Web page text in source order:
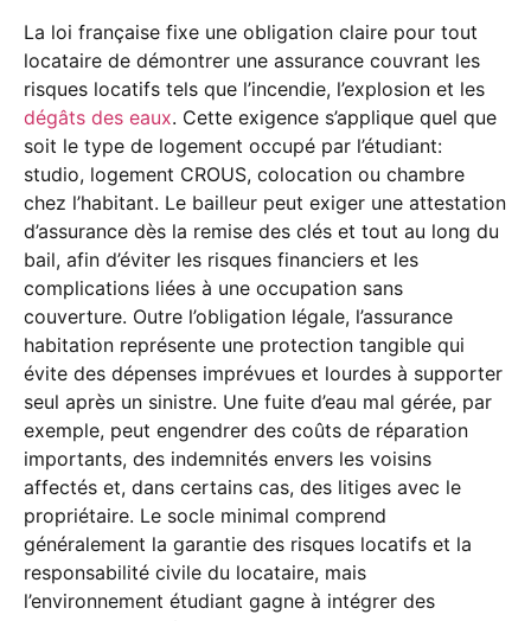
La loi française fixe une obligation claire pour tout
locataire de démontrer une assurance couvrant les
risques locatifs tels que l’incendie, l’explosion et les
dégâts des eaux. Cette exigence s’applique quel que
soit le type de logement occupé par l’étudiant:
studio, logement CROUS, colocation ou chambre
chez l’habitant. Le bailleur peut exiger une attestation
d’assurance dès la remise des clés et tout au long du
bail, afin d’éviter les risques financiers et les
complications liées à une occupation sans
couverture. Outre l’obligation légale, l’assurance
habitation représente une protection tangible qui
évite des dépenses imprévues et lourdes à supporter
seul après un sinistre. Une fuite d’eau mal gérée, par
exemple, peut engendrer des coûts de réparation
importants, des indemnités envers les voisins
affectés et, dans certains cas, des litiges avec le
propriétaire. Le socle minimal comprend
généralement la garantie des risques locatifs et la
responsabilité civile du locataire, mais
l’environnement étudiant gagne à intégrer des